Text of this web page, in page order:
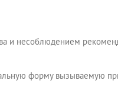
и несоблюдением
форму вызываемую